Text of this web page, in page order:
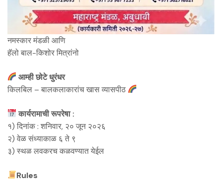
नमस्कार मंडळी आणि
हॅलो बाल-किशोर मित्रांनो
आम्ही छोटे धुरंधर
किलबिल – बालकलाकारांच खास व्यासपीठ
कार्यरामाची रूपरेषा :
१) दिनांक : शनिवार, २० जून २०२६
२) वेळ संध्याकाळ ६ ते ९
३) स्थळ लवकरच कळवण्यात येईल
Rules